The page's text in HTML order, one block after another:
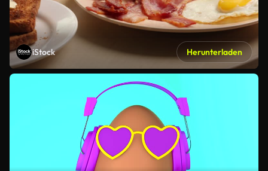
iStock Herunterladen